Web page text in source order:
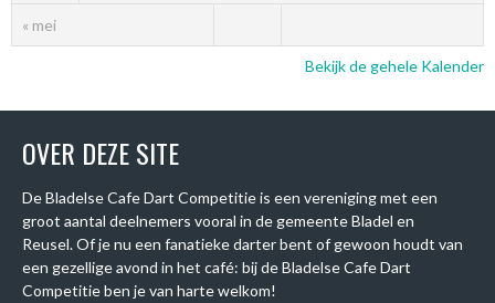
« mei
Bekijk de gehele Kalender
OVER DEZE SITE
De Bladelse Cafe Dart Competitie is een vereniging met een
groot aantal deelnemers vooral in de gemeente Bladel en
Reusel. Of je nu een fanatieke darter bent of gewoon houdt van
een gezellige avond in het café: bij de Bladelse Cafe Dart
Competitie ben je van harte welkom!